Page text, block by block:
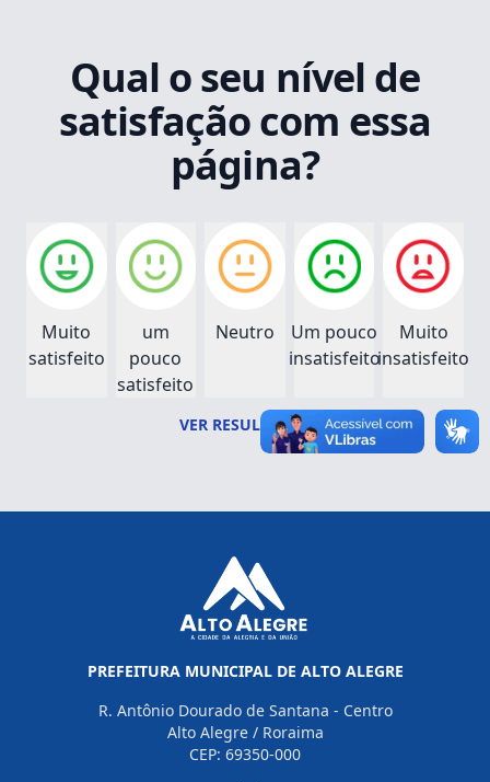
Qual o seu nível de
satisfação com essa
página?
Muito
satisfeito
um
pouco
satisfeito
Neutro
Um pouco
insatisfeito
Muito
insatisfeito
VER RESULTADOS
PREFEITURA MUNICIPAL DE ALTO ALEGRE
R. Antônio Dourado de Santana - Centro
Alto Alegre / Roraima
CEP: 69350-000